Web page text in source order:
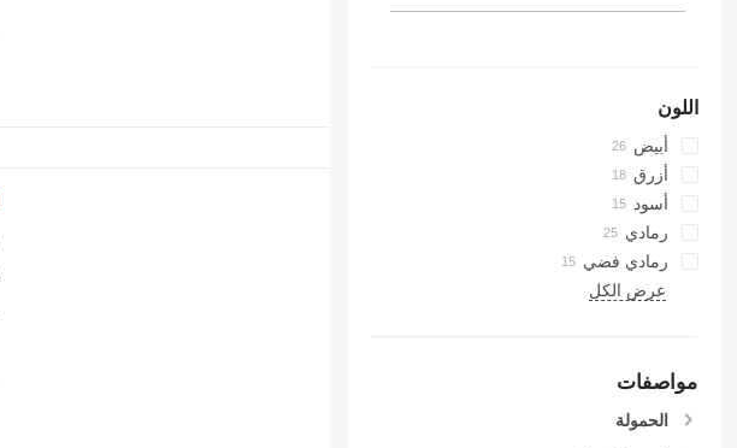
اللون
أبيض
أزرق
أسود
رمادي
رمادي فضي
عرض الكل
مواصفات
الحمولة